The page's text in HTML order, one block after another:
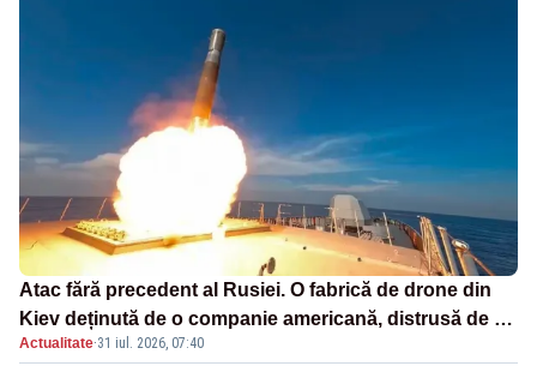
Atac fără precedent al Rusiei. O fabrică de drone din
Kiev deținută de o companie americană, distrusă de o
rachetă rusească
Actualitate·31 iul. 2026, 07:40